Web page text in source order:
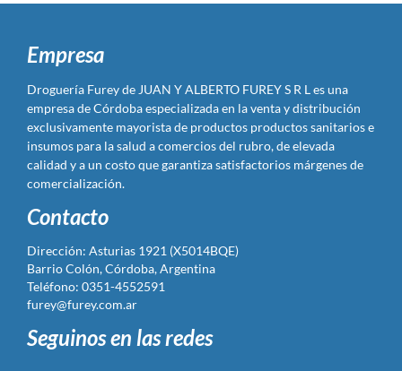
Empresa
Droguería Furey de JUAN Y ALBERTO FUREY S R L es una
empresa de Córdoba especializada en la venta y distribución
exclusivamente mayorista de productos productos sanitarios e
insumos para la salud a comercios del rubro, de elevada
calidad y a un costo que garantiza satisfactorios márgenes de
comercialización.
Contacto
Dirección: Asturias 1921 (X5014BQE)
Barrio Colón, Córdoba, Argentina
Teléfono: 0351-4552591
furey@furey.com.ar
Seguinos en las redes